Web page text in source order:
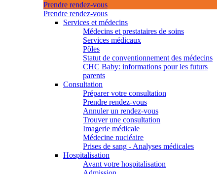
Prendre rendez-vous
Prendre rendez-vous
Services et médecins
Médecins et prestataires de soins
Services médicaux
Pôles
Statut de conventionnement des médecins
CHC Baby: informations pour les futurs
parents
Consultation
Préparer votre consultation
Prendre rendez-vous
Annuler un rendez-vous
Trouver une consultation
Imagerie médicale
Médecine nucléaire
Prises de sang - Analyses médicales
Hospitalisation
Avant votre hospitalisation